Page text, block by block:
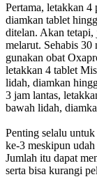
Pertama, letakkan
diamkan tablet
ditelan. Akan tetapi,
melarut. Sehabis 30
gunakan obat
letakkan 4 tablet
lidah, diamkan
3 jam lantas,
bawah lidah,
Penting selalu
ke-3 meskipun
Jumlah itu dapat
serta bisa kurangi